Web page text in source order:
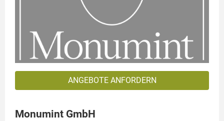
ANGEBOTE ANFORDERN
Monumint GmbH